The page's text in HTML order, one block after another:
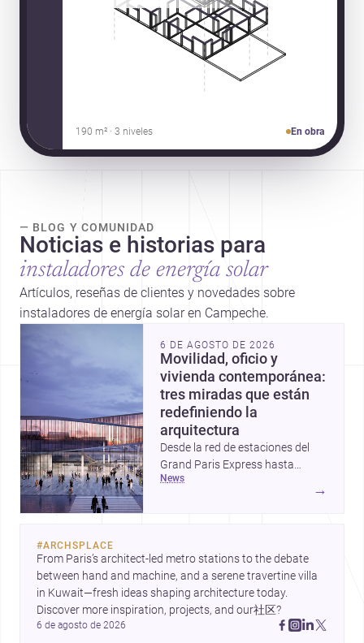
190 m² · 3 niveles En obra
— BLOG Y COMUNIDAD
Noticias e historias para
instaladores de energía solar
Artículos, reseñas de clientes y novedades sobre
instaladores de energía solar en Campeche.
6 DE AGOSTO DE 2026
Movilidad, oficio y
vivienda contemporánea:
tres miradas que están
redefiniendo la
arquitectura
Desde la red de estaciones del
Grand Paris Express hasta
proyectos que celebran la huella
infraestructura, materialidad y
vida cotidiana. Tres enfoques
distintos, unidos por una misma
pregunta: cómo diseñar espacios
más sensibles, durables y
news
→
#ARCHSPLACE
From Paris’s architect-led metro stations to the debate
between hand and machine, and a serene travertine villa
in Kuwait—fresh ideas shaping architecture today.
Discover more inspiration, projects, and our社区?
6 de agosto de 2026